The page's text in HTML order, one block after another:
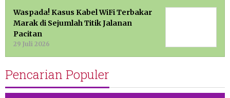
Waspada! Kasus Kabel WiFi Terbakar
Marak di Sejumlah Titik Jalanan
Pacitan
29 Juli 2026
Pencarian Populer